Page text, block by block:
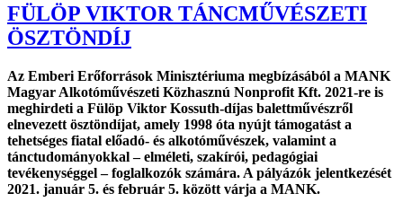
FÜLÖP VIKTOR TÁNCMŰVÉSZETI
ÖSZTÖNDÍJ
Az Emberi Erőforrások Minisztériuma megbízásából a MANK
Magyar Alkotóművészeti Közhasznú Nonprofit Kft. 2021-re is
meghirdeti a Fülöp Viktor Kossuth-díjas balettművészről
elnevezett ösztöndíjat, amely 1998 óta nyújt támogatást a
tehetséges fiatal előadó- és alkotóművészek, valamint a
tánctudományokkal – elméleti, szakírói, pedagógiai
tevékenységgel – foglalkozók számára. A pályázók jelentkezését
2021. január 5. és február 5. között várja a MANK.